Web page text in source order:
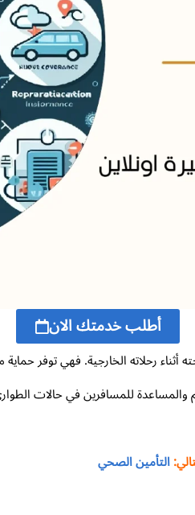
أطلب خدمتك الان
رحلاته الخارجية. فهي توفر
للمسافرين في حالات
التأمين الصحي